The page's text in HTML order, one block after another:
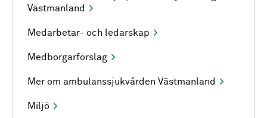
Västmanland
Medarbetar- och ledarskap
Medborgarförslag
Mer om ambulanssjukvården Västmanland
Miljö